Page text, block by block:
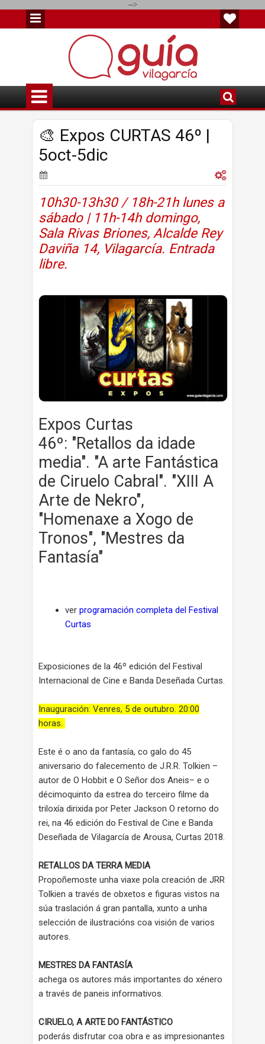
-->
🎨 Expos CURTAS 46º |
5oct-5dic
10h30-13h30 / 18h-21h lunes a
sábado | 11h-14h domingo,
Sala Rivas Briones, Alcalde Rey
Daviña 14, Vilagarcía. Entrada
libre.
Expos Curtas
46º: "Retallos da idade
media". "A arte Fantástica
de Ciruelo Cabral". "XIII A
Arte de Nekro",
"Homenaxe a Xogo de
Tronos", "Mestres da
Fantasía"
ver programación completa del Festival
Curtas
Exposiciones de la 46º edición del Festival
Internacional de Cine e Banda Deseñada Curtas.
Inauguración: Venres, 5 de outubro. 20:00
horas.
Este é o ano da fantasía, co galo do 45
aniversario do falecemento de J.R.R. Tolkien –
autor de O Hobbit e O Señor dos Aneis– e o
décimoquinto da estrea do terceiro filme da
triloxía dirixida por Peter Jackson O retorno do
rei, na 46 edición do Festival de Cine e Banda
Deseñada de Vilagarcía de Arousa, Curtas 2018.
RETALLOS DA TERRA MEDIA
Propoñemoste unha viaxe pola creación de JRR
Tolkien a través de obxetos e figuras vistos na
súa traslación á gran pantalla, xunto a unha
selección de ilustracións coa visión de varios
autores.
MESTRES DA FANTASÍA
achega os autores más importantes do xénero
a través de paneis informativos.
CIRUELO, A ARTE DO FANTÁSTICO
poderás disfrutar coa obra e as impresionantes